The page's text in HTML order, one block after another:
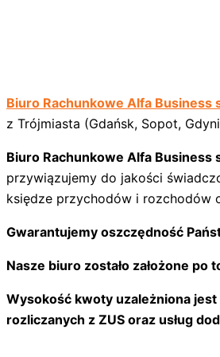
Biuro Rachunkowe Alfa Business
z Trójmiasta (Gdańsk, Sopot,
Biuro Rachunkowe Alfa Business
przywiązujemy do jakości
księdze przychodów i rozchodów
Gwarantujemy oszczędność
Nasze biuro zostało założone
Wysokość kwoty uzależniona
rozliczanych z ZUS oraz usług